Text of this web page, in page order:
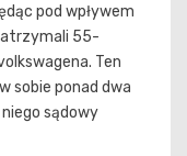
pod wpływem
55-
Ten
sobie ponad dwa
niego sądowy